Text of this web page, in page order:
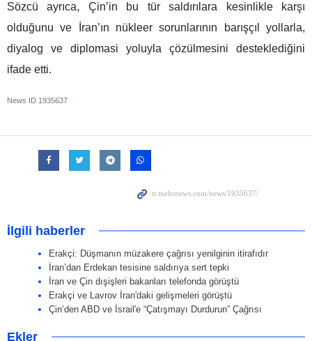
Sözcü ayrıca, Çin’in bu tür saldırılara kesinlikle karşı
olduğunu ve İran’ın nükleer sorunlarının barışçıl yollarla,
diyalog ve diplomasi yoluyla çözülmesini desteklediğini
ifade etti.
News ID 1935637
İlgili haberler
Erakçi: Düşmanın müzakere çağrısı yenilginin itirafıdır
İran’dan Erdekan tesisine saldırıya sert tepki
İran ve Çin dışişleri bakanları telefonda görüştü
Erakçi ve Lavrov İran'daki gelişmeleri görüştü
Çin’den ABD ve İsrail'e “Çatışmayı Durdurun” Çağrısı
Ekler